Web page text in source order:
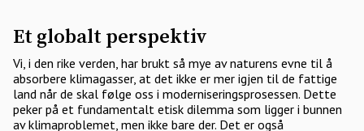
Et globalt perspektiv
Vi, i den rike verden, har brukt så mye av naturens evne til å
absorbere klimagasser, at det ikke er mer igjen til de fattige
land når de skal følge oss i moderniseringsprosessen. Dette
peker på et fundamentalt etisk dilemma som ligger i bunnen
av klimaproblemet, men ikke bare der. Det er også